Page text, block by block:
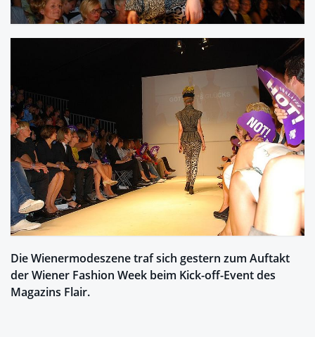
Die Wienermodeszene traf sich gestern zum Auftakt
der Wiener Fashion Week beim Kick-off-Event des
Magazins Flair.